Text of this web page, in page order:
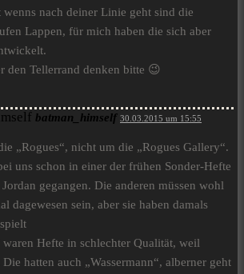
wenns nach deiner Linie geht sind die
Lappen, für mich haben die sich aber
den Tellerrand denken bitte 😉
batman_himself 30.03.2015 um 15:55
„Rogues“, nicht um die „Rogues Gallery“.
uns schon in einer der frühen Sonder-Hefte
gegangen. Die anderen müssen wohl
dagewesen sein, aber sie haben damals
waren Hefte in schlechter Qualität, weil
hatten auch „Wassermann“, alberner geht